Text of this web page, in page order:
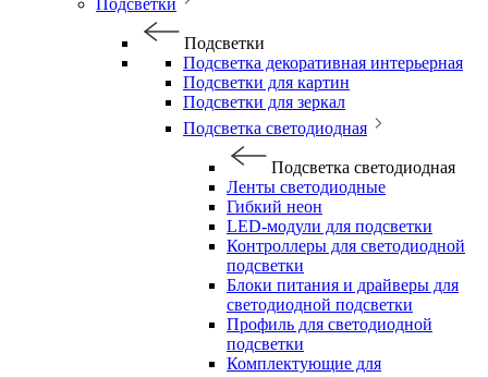
Подсветки
Подсветки
Подсветка декоративная интерьерная
Подсветки для картин
Подсветки для зеркал
Подсветка светодиодная
Подсветка светодиодная
Ленты светодиодные
Гибкий неон
LED-модули для подсветки
Контроллеры для светодиодной
подсветки
Блоки питания и драйверы для
светодиодной подсветки
Профиль для светодиодной
подсветки
Комплектующие для